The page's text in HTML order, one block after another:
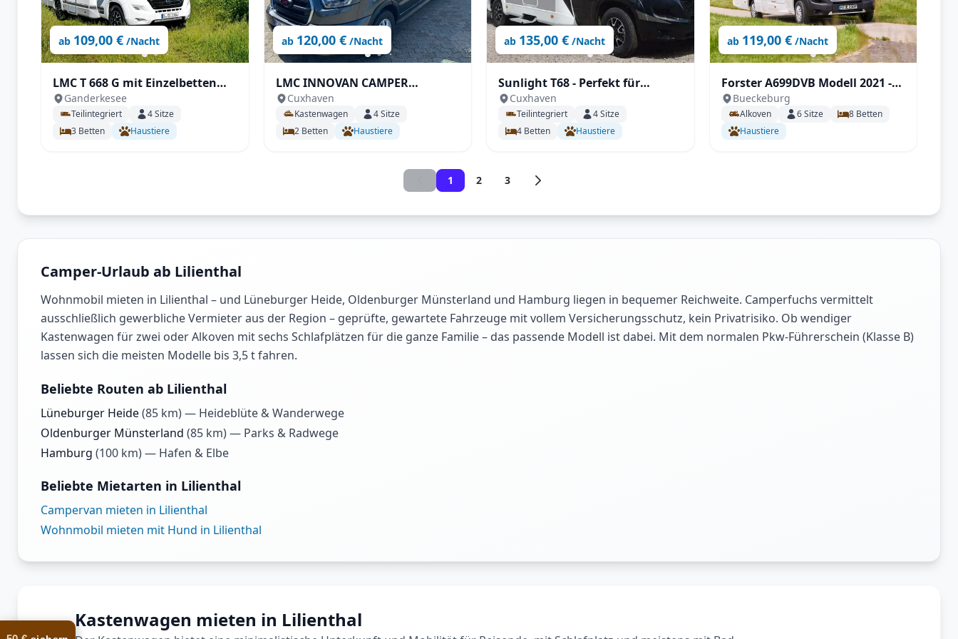
ab 109,00 € /Nacht
LMC T 668 G mit Einzelbetten
und Hubbett unter 7m!
Ganderkesee
Teilintegriert 4Sitze
3 Betten Haustiere
ab 120,00 € /Nacht
LMC INNOVAN CAMPER
WOHNMOBIL -All-Inclusive -
Funktionell, Kompakt und
Praktisch
Cuxhaven
Kastenwagen 4 Sitze
2 Betten Haustiere
ab 135,00 € /Nacht
Sunlight T68 - Perfekt für
Familien, voll Autark, SAT,
Zubehör inkl., uvm.
Cuxhaven
Teilintegriert 4Sitze
4 Betten Haustiere
ab 119,00 € /Nacht
Forster A699DVB Modell 2021 -
Der Familienversteher
Bueckeburg
Alkoven 6 Sitze 8 Betten
Haustiere
1 2 3
Camper-Urlaub ab Lilienthal
Wohnmobil mieten in Lilienthal – und Lüneburger Heide, Oldenburger Münsterland und Hamburg liegen in bequemer Reichweite. Camperfuchs vermittelt
ausschließlich gewerbliche Vermieter aus der Region – geprüfte, gewartete Fahrzeuge mit vollem Versicherungsschutz, kein Privatrisiko. Ob wendiger
Kastenwagen für zwei oder Alkoven mit sechs Schlafplätzen für die ganze Familie – das passende Modell ist dabei. Mit dem normalen Pkw-Führerschein (Klasse B)
lassen sich die meisten Modelle bis 3,5 t fahren.
Beliebte Routen ab Lilienthal
Lüneburger Heide(85 km) — Heideblüte & Wanderwege
Oldenburger Münsterland (85 km) — Parks & Radwege
Hamburg (100 km) — Hafen & Elbe
Beliebte Mietarten in Lilienthal
Campervan mieten in Lilienthal
Wohnmobil mieten mit Hund in Lilienthal
Kastenwagen mieten in Lilienthal